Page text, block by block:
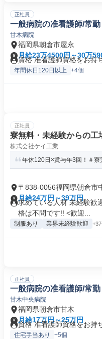
正社員
一般病院の准看護師/常勤
甘木病院
福岡県朝倉市屋永
月給23万4500円～30万
資格 准看護師資格をお持
年間休日120日以上 +4個
正社員
寮無料・未経験からの工
株式会社ケイ工業
年休120日×賞与年3回！＃寮
〒838-0056福岡県朝倉市
月給24万円～39万円
求めている人材 未経験歓
格は不問です!! <歓迎...
制服あり 業界未経験歓迎
正社員
一般病院の准看護師/常勤
甘木中央病院
福岡県朝倉市甘木
月給17万円～25万円
資格 准看護師資格をお持
住宅手当あり +5個